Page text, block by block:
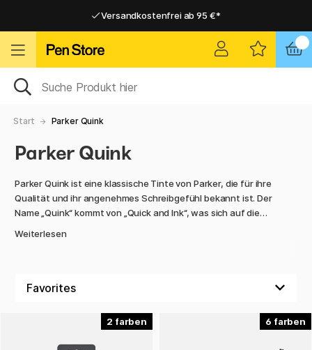
Versandkostenfrei ab 95 €*
Versandkostenfrei ab 95 €*
Start Parker Quink
Parker Quink
Parker Quink ist eine klassische Tinte von Parker, die für ihre
Qualität und ihr angenehmes Schreibgefühl bekannt ist. Der
Name „Quink“ kommt von „Quick and Ink“, was sich auf die
mehreren Farben erhältlich. Eine zuverlässige Wahl für alle,
die oft und viel schreiben!
Weiterlesen
2 6